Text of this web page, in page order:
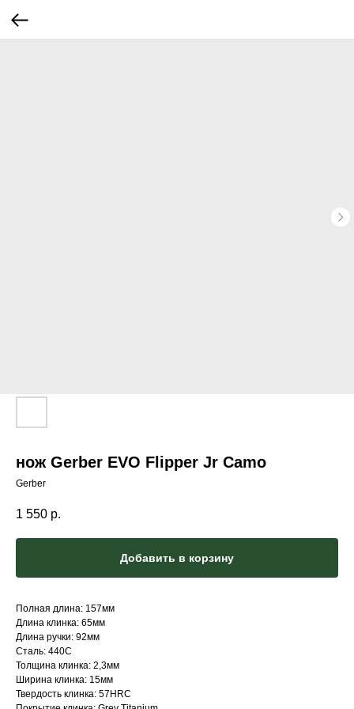
нож Gerber EVO Flipper Jr Camo
Gerber
1 550 р.
Добавить в корзину
Полная длина: 157мм
Длина клинка: 65мм
Длина ручки: 92мм
Сталь: 440C
Толщина клинка: 2,3мм
Ширина клинка: 15мм
Твердость клинка: 57HRC